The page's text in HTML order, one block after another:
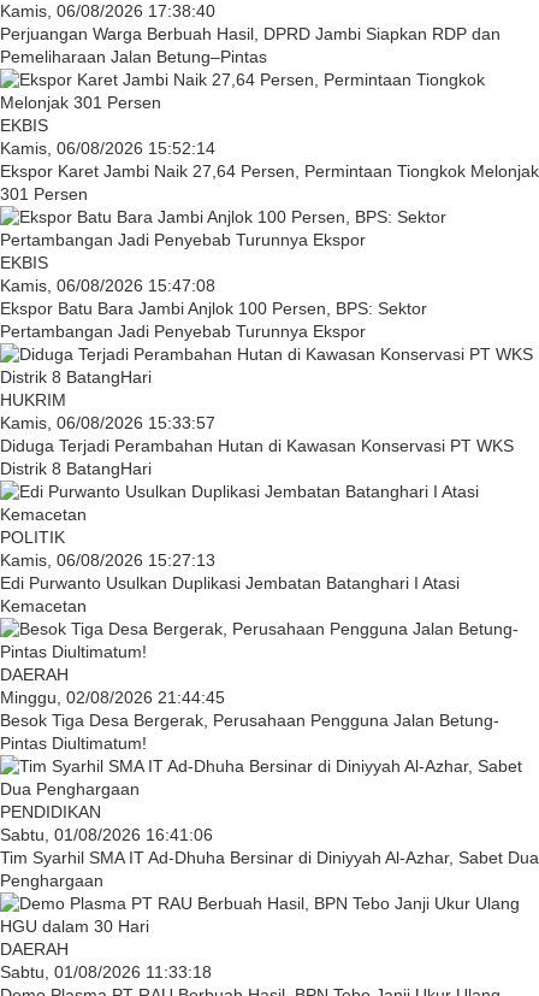
Kamis, 06/08/2026 17:38:40
Perjuangan Warga Berbuah Hasil, DPRD Jambi Siapkan RDP dan
Pemeliharaan Jalan Betung–Pintas
EKBIS
Kamis, 06/08/2026 15:52:14
Ekspor Karet Jambi Naik 27,64 Persen, Permintaan Tiongkok Melonjak
301 Persen
EKBIS
Kamis, 06/08/2026 15:47:08
Ekspor Batu Bara Jambi Anjlok 100 Persen, BPS: Sektor
Pertambangan Jadi Penyebab Turunnya Ekspor
HUKRIM
Kamis, 06/08/2026 15:33:57
Diduga Terjadi Perambahan Hutan di Kawasan Konservasi PT WKS
Distrik 8 BatangHari
POLITIK
Kamis, 06/08/2026 15:27:13
Edi Purwanto Usulkan Duplikasi Jembatan Batanghari I Atasi
Kemacetan
DAERAH
Minggu, 02/08/2026 21:44:45
Besok Tiga Desa Bergerak, Perusahaan Pengguna Jalan Betung-
Pintas Diultimatum!
PENDIDIKAN
Sabtu, 01/08/2026 16:41:06
Tim Syarhil SMA IT Ad-Dhuha Bersinar di Diniyyah Al-Azhar, Sabet Dua
Penghargaan
DAERAH
Sabtu, 01/08/2026 11:33:18